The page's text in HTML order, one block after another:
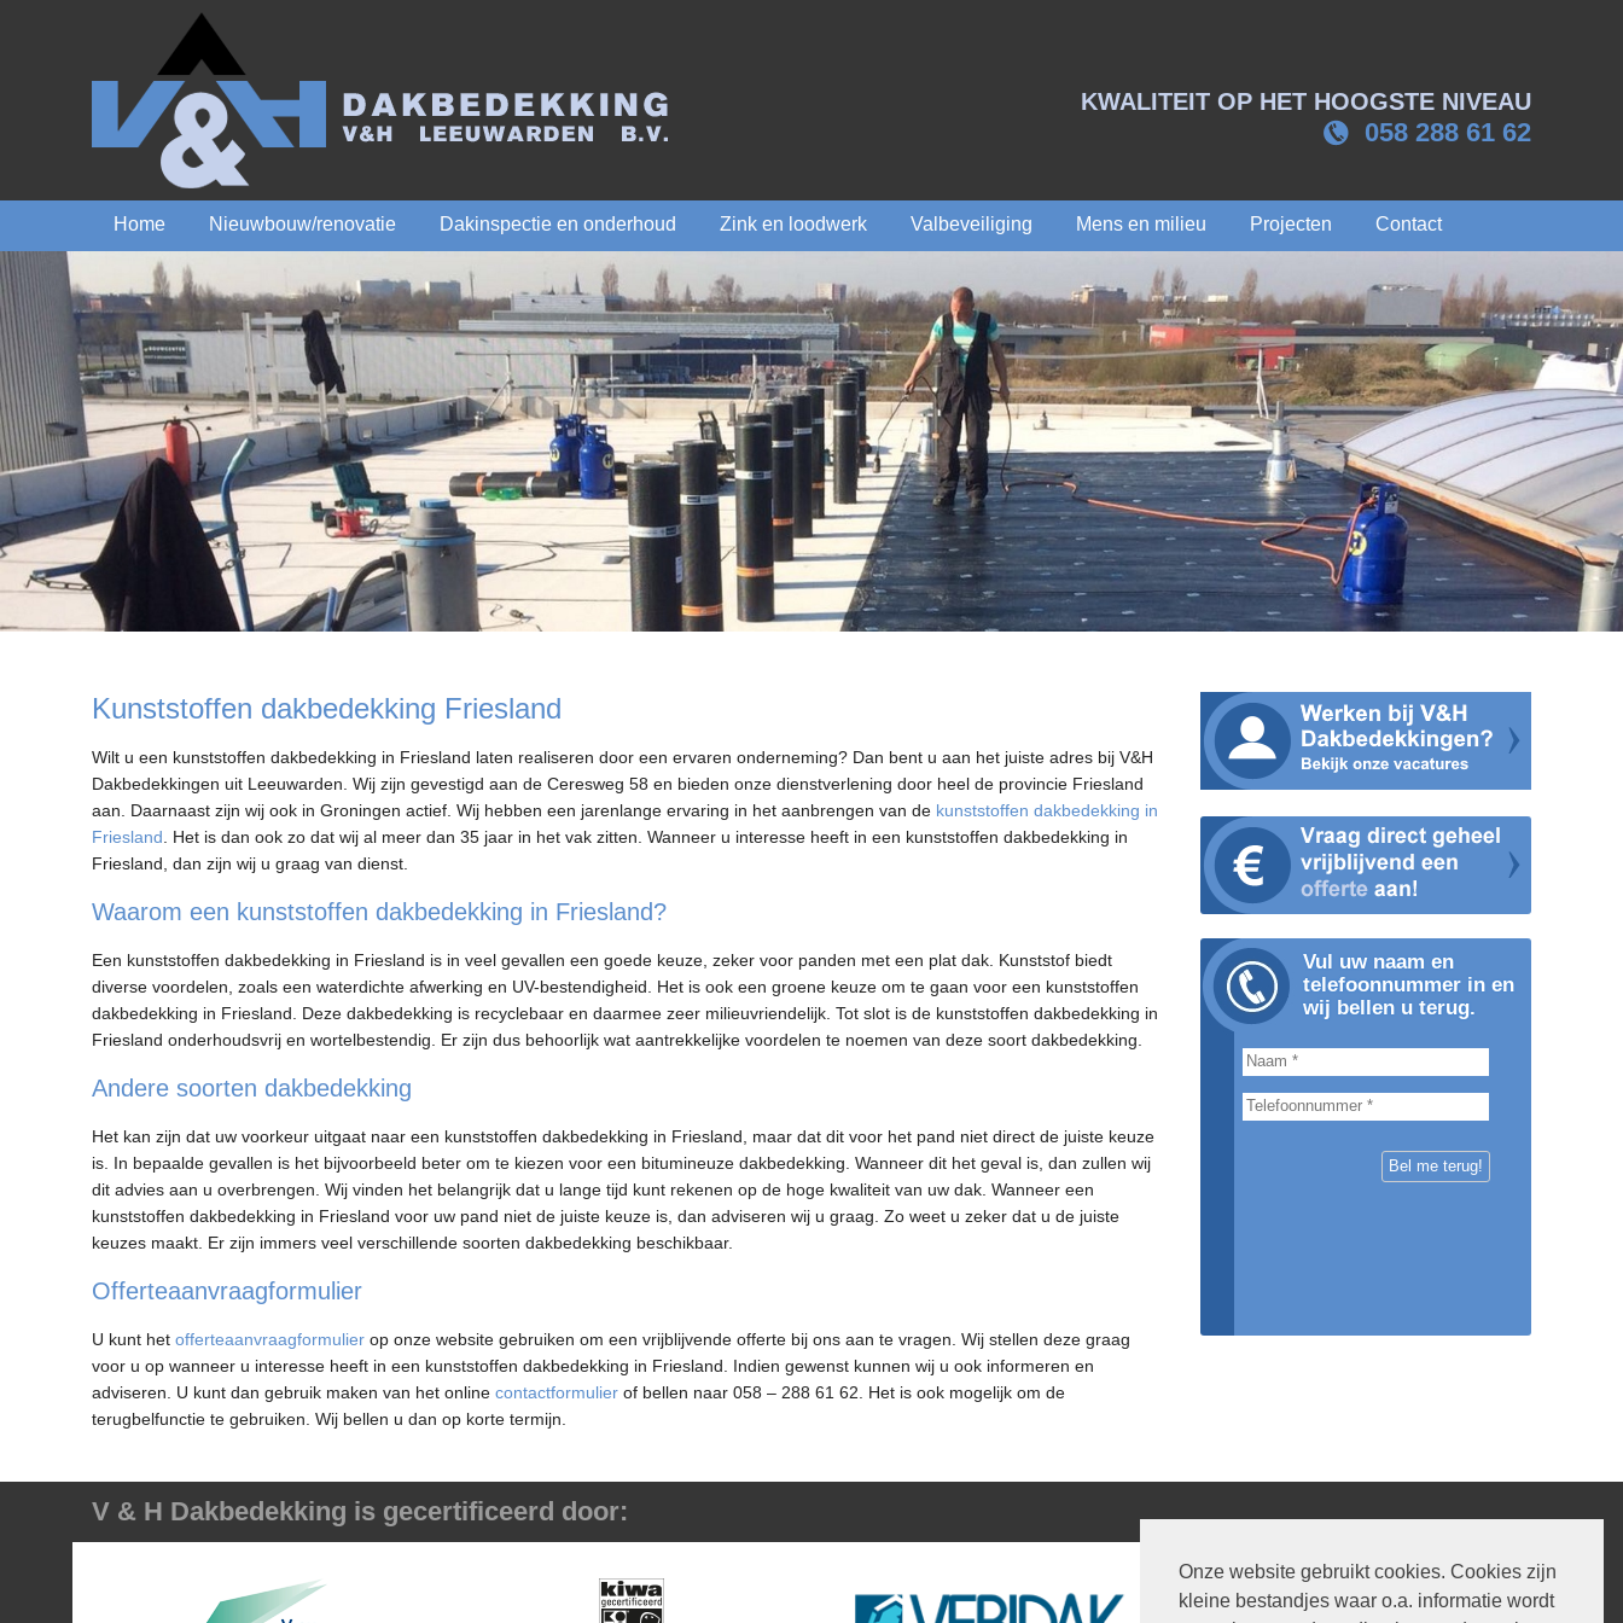
Onze website gebruikt cookies. Cookies zijn
kleine bestandjes waar o.a. informatie wordt
KWALITEIT OP HET HOOGSTE NIVEAU
058 288 61 62
Home Nieuwbouw/renovatie Dakinspectie en onderhoud Zink en loodwerk Valbeveiliging Mens en milieu Projecten Contact
Kunststoffen dakbedekking Friesland
Wilt u een kunststoffen dakbedekking in Friesland laten realiseren door een ervaren onderneming? Dan bent u aan het juiste adres bij V&H
Dakbedekkingen uit Leeuwarden. Wij zijn gevestigd aan de Ceresweg 58 en bieden onze dienstverlening door heel de provincie Friesland
aan. Daarnaast zijn wij ook in Groningen actief. Wij hebben een jarenlange ervaring in het aanbrengen van de kunststoffen dakbedekking in
Friesland . Het is dan ook zo dat wij al meer dan 35 jaar in het vak zitten. Wanneer u interesse heeft in een kunststoffen dakbedekking in
Friesland, dan zijn wij u graag van dienst.
Waarom een kunststoffen dakbedekking in Friesland?
Een kunststoffen dakbedekking in Friesland is in veel gevallen een goede keuze, zeker voor panden met een plat dak. Kunststof biedt
diverse voordelen, zoals een waterdichte afwerking en UV-bestendigheid. Het is ook een groene keuze om te gaan voor een kunststoffen
dakbedekking in Friesland. Deze dakbedekking is recyclebaar en daarmee zeer milieuvriendelijk. Tot slot is de kunststoffen dakbedekking in
Friesland onderhoudsvrij en wortelbestendig. Er zijn dus behoorlijk wat aantrekkelijke voordelen te noemen van deze soort dakbedekking.
Andere soorten dakbedekking
Het kan zijn dat uw voorkeur uitgaat naar een kunststoffen dakbedekking in Friesland, maar dat dit voor het pand niet direct de juiste keuze
is. In bepaalde gevallen is het bijvoorbeeld beter om te kiezen voor een bitumineuze dakbedekking. Wanneer dit het geval is, dan zullen wij
dit advies aan u overbrengen. Wij vinden het belangrijk dat u lange tijd kunt rekenen op de hoge kwaliteit van uw dak. Wanneer een
kunststoffen dakbedekking in Friesland voor uw pand niet de juiste keuze is, dan adviseren wij u graag. Zo weet u zeker dat u de juiste
keuzes maakt. Er zijn immers veel verschillende soorten dakbedekking beschikbaar.
Offerteaanvraagformulier
U kunt het offerteaanvraagformulier op onze website gebruiken om een vrijblijvende offerte bij ons aan te vragen. Wij stellen deze graag
voor u op wanneer u interesse heeft in een kunststoffen dakbedekking in Friesland. Indien gewenst kunnen wij u ook informeren en
adviseren. U kunt dan gebruik maken van het online contactformulier of bellen naar 058 – 288 61 62. Het is ook mogelijk om de
terugbelfunctie te gebruiken. Wij bellen u dan op korte termijn.
Vul uw naam en
telefoonnummer in en
wij bellen u terug.
V & H Dakbedekking is gecertificeerd door: